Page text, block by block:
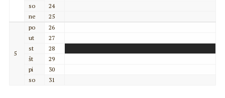
so
24
ne
25
5
po
26
ut
27
st
28
št
29
pi
30
so
31